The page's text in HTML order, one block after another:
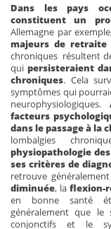
Dans les pays
constituent un
Allemagne par
majeurs de retraite
chroniques résultent
qui persisteraient
chroniques. Cela
symptômes qui
neurophysiologiques.
facteurs
dans le passage à la
lombalgies
physiopathologie
ses critères de
retrouve
diminuée, laflexion-
en bonne santé
généralement que le
conjonctifs et le